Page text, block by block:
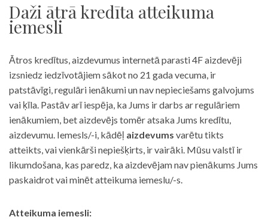
Daži ātrā kredīta atteikuma
iemesli
Ātros kredītus, aizdevumus internetā parasti 4F aizdevēji
izsniedz iedzīvotājiem sākot no 21 gada vecuma, ir
patstāvīgi, regulāri ienākumi un nav nepieciešams galvojums
vai ķīla. Pastāv arī iespēja, ka Jums ir darbs ar regulāriem
ienākumiem, bet aizdevējs tomēr atsaka Jums kredītu,
aizdevumu. Iemesls/-i, kādēļ aizdevums varētu tikts
atteikts, vai vienkārši nepiešķirts, ir vairāki. Mūsu valstī ir
likumdošana, kas paredz, ka aizdevējam nav pienākums Jums
paskaidrot vai minēt atteikuma iemeslu/-s.
Atteikuma iemesli: